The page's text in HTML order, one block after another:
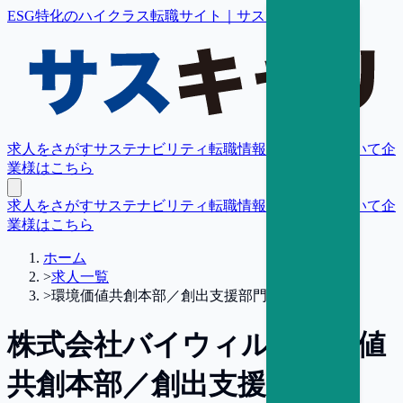
ESG特化のハイクラス転職サイト｜サスキャリ
求人をさがすサステナビリティ転職情報 転職支援について企
業様はこちら
求人をさがすサステナビリティ転職情報 転職支援について企
業様はこちら
ホーム
>求人一覧
>環境価値共創本部／創出支援部門長【東京】
株式会社バイウィル
環境価値
共創本部／創出支援部門長